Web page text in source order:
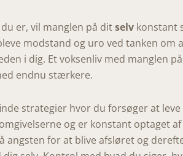
er, vil manglen på ditselv konstant
modstand og uro ved tanken om
i dig. Et voksenliv med manglen
endnu stærkere.
strategier hvor du forsøger at
og er konstant optaget
angsten for at blive afsløret og